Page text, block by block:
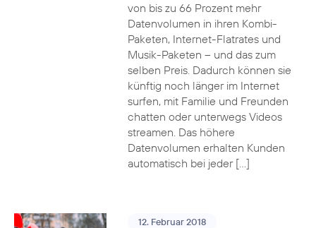
von bis zu 66 Prozent mehr
Datenvolumen in ihren Kombi-
Paketen, Internet-Flatrates und
Musik-Paketen – und das zum
selben Preis. Dadurch können sie
künftig noch länger im Internet
surfen, mit Familie und Freunden
chatten oder unterwegs Videos
streamen. Das höhere
Datenvolumen erhalten Kunden
automatisch bei jeder […]
12. Februar 2018